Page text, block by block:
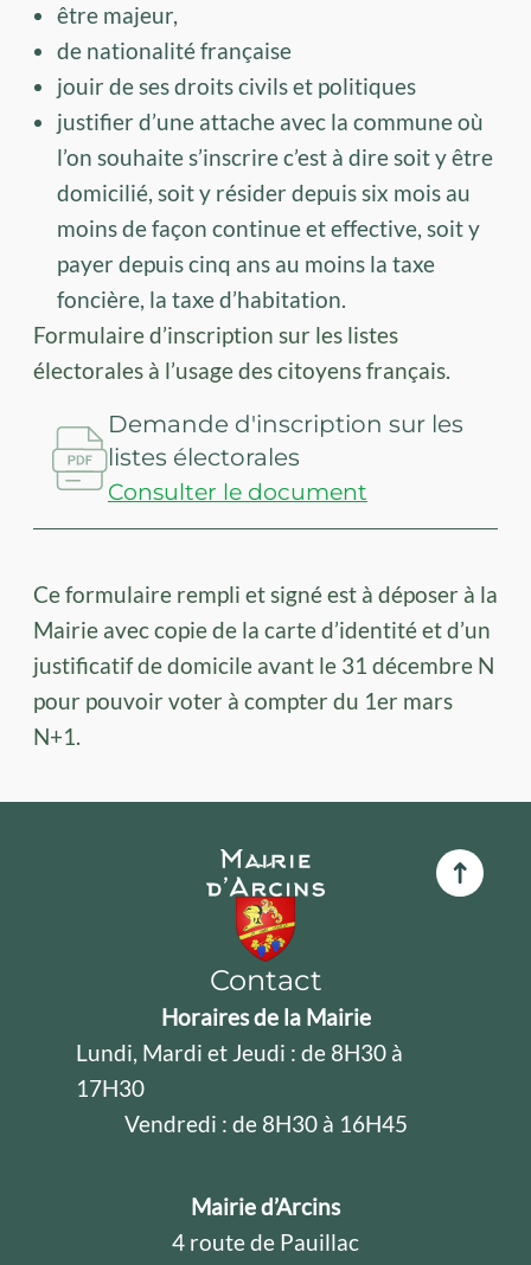
être majeur,
de nationalité française
jouir de ses droits civils et politiques
justifier d’une attache avec la commune où
l’on souhaite s’inscrire c’est à dire soit y être
domicilié, soit y résider depuis six mois au
moins de façon continue et effective, soit y
payer depuis cinq ans au moins la taxe
foncière, la taxe d’habitation.
Formulaire d’inscription sur les listes
électorales à l’usage des citoyens français.
Demande d'inscription sur les
listes électorales
Consulter le document
Ce formulaire rempli et signé est à déposer à la
Mairie avec copie de la carte d’identité et d’un
justificatif de domicile avant le 31 décembre N
pour pouvoir voter à compter du 1er mars
N+1.
Contact
Horaires de la Mairie
Lundi, Mardi et Jeudi : de 8H30 à
17H30
Vendredi : de 8H30 à 16H45
Mairie d’Arcins
4 route de Pauillac